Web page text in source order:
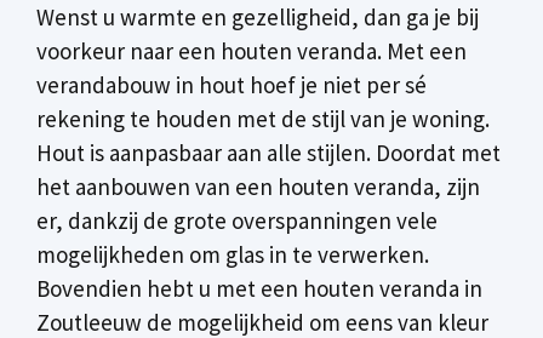
Wenst u warmte en gezelligheid, dan ga je bij
voorkeur naar een houten veranda. Met een
verandabouw in hout hoef je niet per sé
rekening te houden met de stijl van je woning.
Hout is aanpasbaar aan alle stijlen. Doordat met
het aanbouwen van een houten veranda, zijn
er, dankzij de grote overspanningen vele
mogelijkheden om glas in te verwerken.
Bovendien hebt u met een houten veranda in
Zoutleeuw de mogelijkheid om eens van kleur